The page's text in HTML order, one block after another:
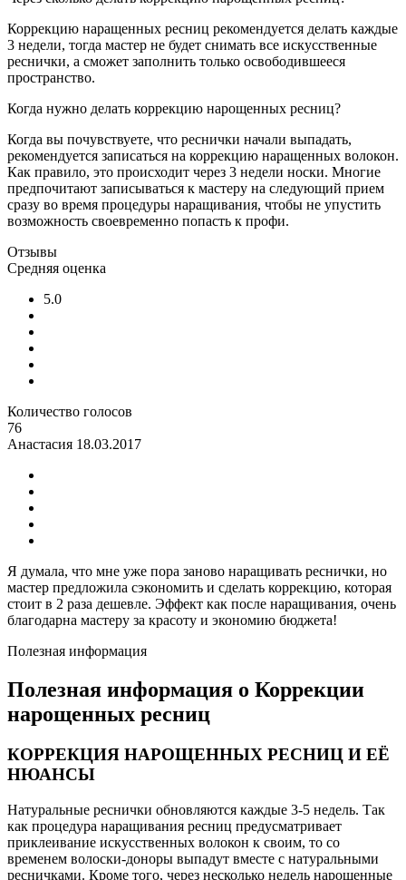
Коррекцию наращенных ресниц рекомендуется делать каждые
3 недели, тогда мастер не будет снимать все искусственные
реснички, а сможет заполнить только освободившееся
пространство.
Когда нужно делать коррекцию нарощенных ресниц?
Когда вы почувствуете, что реснички начали выпадать,
рекомендуется записаться на коррекцию наращенных волокон.
Как правило, это происходит через 3 недели носки. Многие
предпочитают записываться к мастеру на следующий прием
сразу во время процедуры наращивания, чтобы не упустить
возможность своевременно попасть к профи.
Отзывы
Средняя оценка
5.0
Количество голосов
76
Анастасия 18.03.2017
Я думала, что мне уже пора заново наращивать реснички, но
мастер предложила сэкономить и сделать коррекцию, которая
стоит в 2 раза дешевле. Эффект как после наращивания, очень
благодарна мастеру за красоту и экономию бюджета!
Полезная информация
Полезная информация о Коррекции
нарощенных ресниц
КОРРЕКЦИЯ НАРОЩЕННЫХ РЕСНИЦ И ЕЁ
НЮАНСЫ
Натуральные реснички обновляются каждые 3-5 недель. Так
как процедура наращивания ресниц предусматривает
приклеивание искусственных волокон к своим, то со
временем волоски-доноры выпадут вместе с натуральными
ресничками. Кроме того, через несколько недель нарощенные